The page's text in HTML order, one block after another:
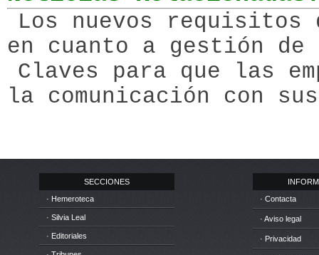
Los nuevos requisitos
en cuanto a gestión de
Claves para que las
la comunicación con
SECCIONES
· Hemeroteca
· Silvia Leal
· Editoriales
· Contacta
· Aviso legal
· Privacidad